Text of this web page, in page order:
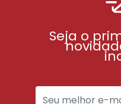
Seja o